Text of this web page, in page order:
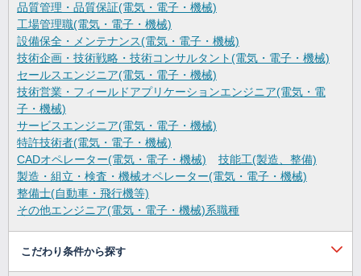
品質管理・品質保証(電気・電子・機械)
工場管理職(電気・電子・機械)
設備保全・メンテナンス(電気・電子・機械)
技術企画・技術戦略・技術コンサルタント(電気・電子・機械)
セールスエンジニア(電気・電子・機械)
技術営業・フィールドアプリケーションエンジニア(電気・電
子・機械)
サービスエンジニア(電気・電子・機械)
特許技術者(電気・電子・機械)
CADオペレーター(電気・電子・機械)
技能工(製造、整備)
製造・組立・検査・機械オペレーター(電気・電子・機械)
整備士(自動車・飛行機等)
その他エンジニア(電気・電子・機械)系職種
こだわり条件から探す